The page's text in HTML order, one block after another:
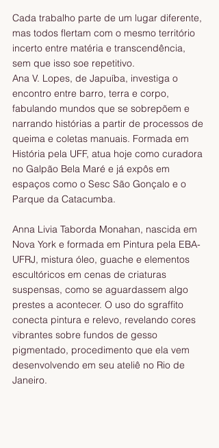
Cada trabalho parte de um lugar diferente,
mas todos flertam com o mesmo território
incerto entre matéria e transcendência,
sem que isso soe repetitivo.
Ana V. Lopes, de Japuíba, investiga o
encontro entre barro, terra e corpo,
fabulando mundos que se sobrepõem e
narrando histórias a partir de processos de
queima e coletas manuais. Formada em
História pela UFF, atua hoje como curadora
no Galpão Bela Maré e já expôs em
espaços como o Sesc São Gonçalo e o
Parque da Catacumba.
Anna Livia Taborda Monahan, nascida em
Nova York e formada em Pintura pela EBA-
UFRJ, mistura óleo, guache e elementos
escultóricos em cenas de criaturas
suspensas, como se aguardassem algo
prestes a acontecer. O uso do sgraffito
conecta pintura e relevo, revelando cores
vibrantes sobre fundos de gesso
pigmentado, procedimento que ela vem
desenvolvendo em seu ateliê no Rio de
Janeiro.